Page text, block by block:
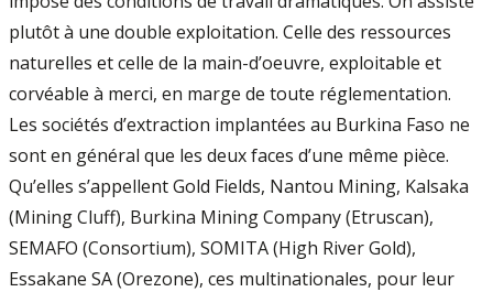
plutôt à une double exploitation. Celle des ressources
naturelles et celle de la main-d’oeuvre, exploitable et
corvéable à merci, en marge de toute réglementation.
Les sociétés d’extraction implantées au Burkina Faso ne
sont en général que les deux faces d’une même pièce.
Qu’elles s’appellent Gold Fields, Nantou Mining, Kalsaka
(Mining Cluff), Burkina Mining Company (Etruscan),
SEMAFO (Consortium), SOMITA (High River Gold),
Essakane SA (Orezone), ces multinationales, pour leur